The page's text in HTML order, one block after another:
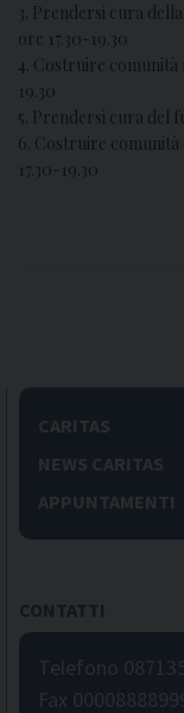
3. Prendersi cura
ore 17.30-19.30
4. Costruire comunità
19.30
5. Prendersi cura del
6. Costruire
17.30-19.30
CARITAS
NEWS CARITAS
APPUNTAMENTI
CONTATTI
Telefono
Fax